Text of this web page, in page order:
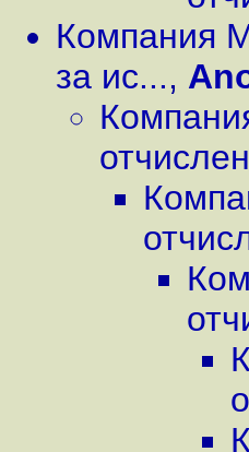
Компания
за ис...,